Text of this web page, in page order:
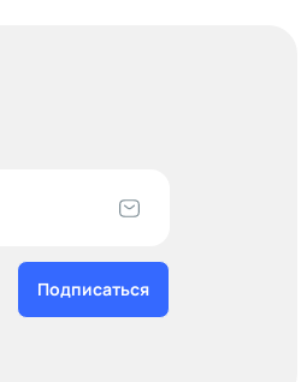
Подписаться